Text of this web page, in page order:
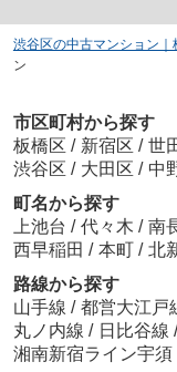
渋谷区の中古マンション｜
ン
市区町村から探す
板橋区 / 新宿区 / 世
渋谷区 / 大田区 / 中
町名から探す
上池台 / 代々木 / 南
西早稲田 / 本町 / 北
路線から探す
山手線 / 都営大江戸
丸ノ内線 / 日比谷線 /
湘南新宿ライン宇須